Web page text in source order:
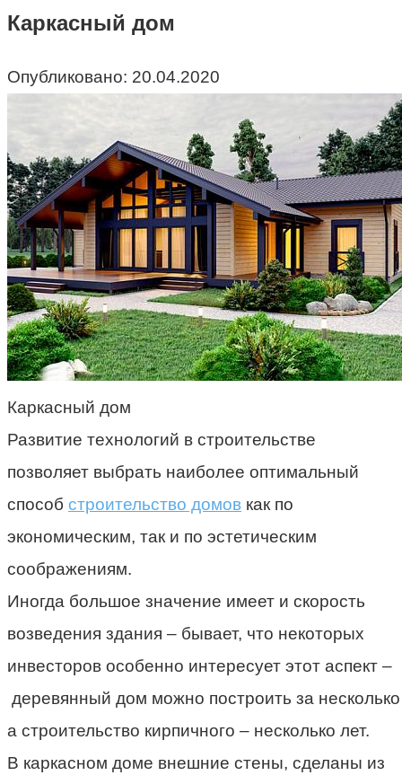
Каркасный дом
Опубликовано: 20.04.2020
Каркасный дом
Развитие технологий в строительстве
позволяет выбрать наиболее оптимальный
способ строительство домов как по
экономическим, так и по эстетическим
соображениям.
Иногда большое значение имеет и скорость
возведения здания – бывает, что некоторых
инвесторов особенно интересует этот аспект –
деревянный дом можно построить за несколько
а строительство кирпичного – несколько лет.
В каркасном доме внешние стены, сделаны из